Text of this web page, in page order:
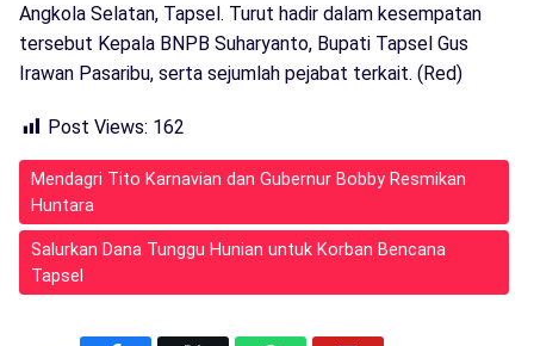
Angkola Selatan, Tapsel. Turut hadir dalam kesempatan
tersebut Kepala BNPB Suharyanto, Bupati Tapsel Gus
Irawan Pasaribu, serta sejumlah pejabat terkait. (Red)
Post Views: 162
Mendagri Tito Karnavian dan Gubernur Bobby Resmikan
Huntara
Salurkan Dana Tunggu Hunian untuk Korban Bencana
Tapsel